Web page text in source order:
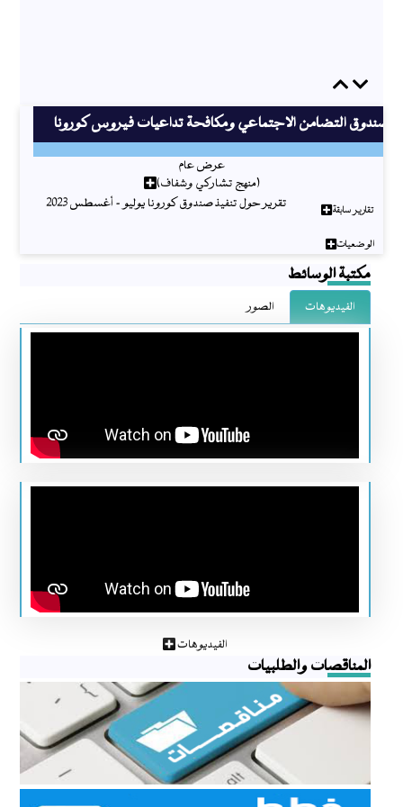
Previous
صندوق التضامن الاجتماعي ومكافحة تداعيات فيروس كورونا
عرض عام
(منهج تشاركي وشفاف)
تقارير سابقة تقرير حول تنفيذ صندوق كورونا يوليو - أغسطس 2023
الوضعيات
مكتبة الوسائط
الفيديوهات الصور
الفيديوهات
المناقصات والطلبيات